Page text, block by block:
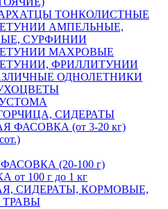
ТОНКОЛИСТНЫЕ
АМПЕЛЬНЫЕ,
СУРФИНИИ
МАХРОВЫЕ
ФРИЛЛИТУНИИ
ОДНОЛЕТНИКИ
СИДЕРАТЫ
ФАСОВКА (от 3-20 кг)
(20-100 г)
100 г до 1 кг
СИДЕРАТЫ, КОРМОВЫЕ,